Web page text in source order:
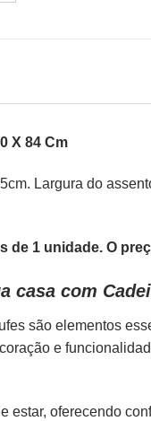
X 84 Cm
Largura do
de 1 unidade. O
casa com
são elementos
e
estar, oferecendo